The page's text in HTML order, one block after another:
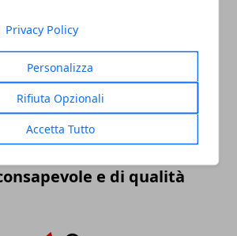
Privacy Policy
Personalizza
Rifiuta Opzionali
Accetta Tutto
e di qualità